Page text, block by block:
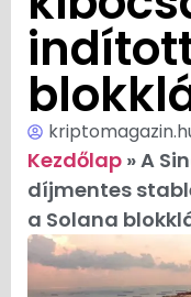
Kezdőlap »A
díjmentes
a Solana